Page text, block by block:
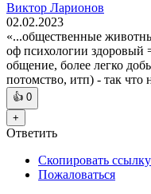
Виктор Ларионов
02.02.2023
«...общественные
оф психологии здоровый
общение, более легко
потомство, итп) - так что
👍 0
+
Ответить
Скопировать ссылку
Пожаловаться